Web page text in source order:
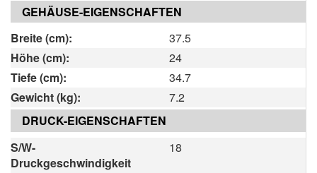
GEHÄUSE-EIGENSCHAFTEN
Breite (cm):
37.5
Höhe (cm):
24
Tiefe (cm):
34.7
Gewicht (kg):
7.2
DRUCK-EIGENSCHAFTEN
S/W-
Druckgeschwindigkeit
18